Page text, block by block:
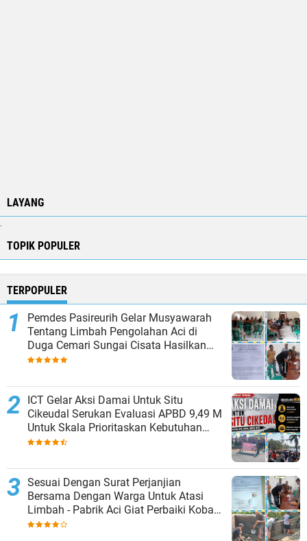
LAYANG
.
TOPIK POPULER
TERPOPULER
Pemdes Pasireurih Gelar Musyawarah
Tentang Limbah Pengolahan Aci di
Duga Cemari Sungai Cisata Hasilkan
Kesepakatan Tutup Sementara
ICT Gelar Aksi Damai Untuk Situ
Cikeudal Serukan Evaluasi APBD 9,49 M
Untuk Skala Prioritaskan Kebutuhan
Dasar Masyarakat Belum Saat nya
Sesuai Dengan Surat Perjanjian
Bersama Dengan Warga Untuk Atasi
Limbah - Pabrik Aci Giat Perbaiki Kobak
Penampungan Air